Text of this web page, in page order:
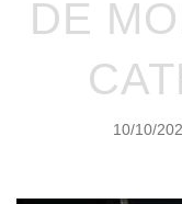
DE
10/10/